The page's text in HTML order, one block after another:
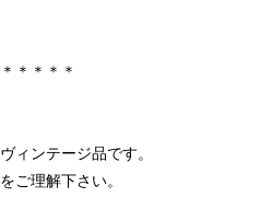
＊＊＊＊
ィンテージ品です。
ご理解下さい。